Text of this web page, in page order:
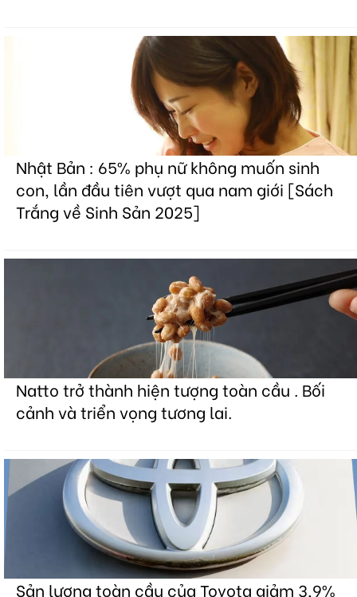
Nhật Bản : 65% phụ nữ không muốn sinh
con, lần đầu tiên vượt qua nam giới [Sách
Trắng về Sinh Sản 2025]
Natto trở thành hiện tượng toàn cầu . Bối
cảnh và triển vọng tương lai.
Sản lượng toàn cầu của Toyota giảm 3,9%